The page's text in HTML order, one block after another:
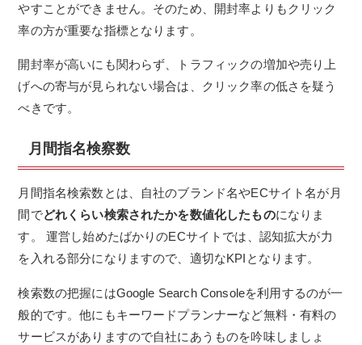
やすことができません。そのため、開封率よりもクリック
率の方が重要な指標となります。
開封率が高いにも関わらず、トラフィックの増加や売り上
げへの寄与が見られない場合は、クリック率の低さを疑う
べきです。
月間指名検察数
月間指名検索数とは、自社のブランド名やECサイト名が月
間でどれくらい検索されたかを数値化したものになりま
す。 運営し始めたばかりのECサイトでは、認知拡大が力
を入れる部分になりますので、適切なKPIとなります。
検索数の把握にはGoogle Search Consoleを利用するのが一
般的です。他にもキーワードプランナーなど無料・有料の
サービスがありますので自社にあうものを吟味しましょ